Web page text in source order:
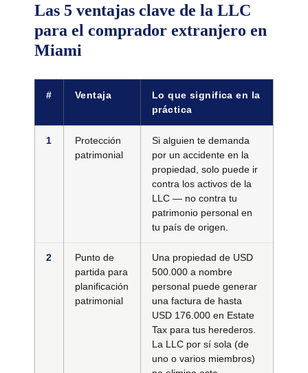
Las 5 ventajas clave de la LLC
para el comprador extranjero en
Miami
# Ventaja
Lo que significa en la
práctica
1
Protección
patrimonial
Si alguien te demanda
por un accidente en la
propiedad, solo puede ir
contra los activos de la
LLC — no contra tu
patrimonio personal en
tu país de origen.
2
Punto de
partida para
planificación
patrimonial
Una propiedad de USD
500.000 a nombre
personal puede generar
una factura de hasta
USD 176.000 en Estate
Tax para tus herederos.
La LLC por sí sola (de
uno o varios miembros)